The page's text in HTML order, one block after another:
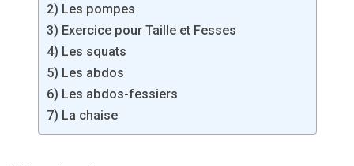
2) Les pompes
3) Exercice pour Taille et Fesses
4) Les squats
5) Les abdos
6) Les abdos-fessiers
7) La chaise